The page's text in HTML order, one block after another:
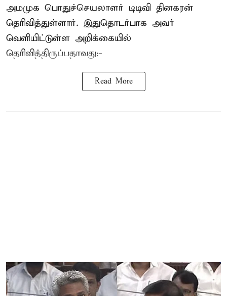
அமமுக பொதுச்செயலாளர் டிடிவி தினகரன்
தெரிவித்துள்ளார். இதுதொடர்பாக அவர்
வெளியிட்டுள்ள அறிக்கையில்
தெரிவித்திருப்பதாவது:-
Read More